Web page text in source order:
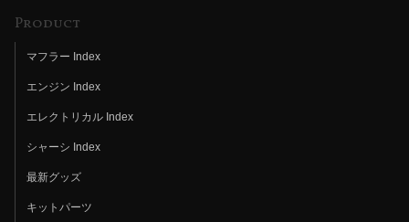
Product
マフラー Index
エンジン Index
エレクトリカル Index
シャーシ Index
最新グッズ
キットパーツ